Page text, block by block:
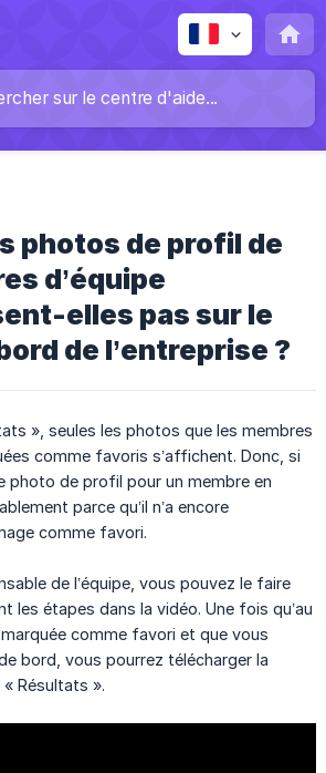
photos de profil de
d’équipe
elles pas sur le
de l’entreprise ?
», seules les photos que les membres
comme favoris s’affichent. Donc, si
photo de profil pour un membre en
parce qu’il n’a encore
comme favori.
de l’équipe, vous pouvez le faire
les étapes dans la vidéo. Une fois qu’au
comme favori et que vous
bord, vous pourrez télécharger la
Résultats ».